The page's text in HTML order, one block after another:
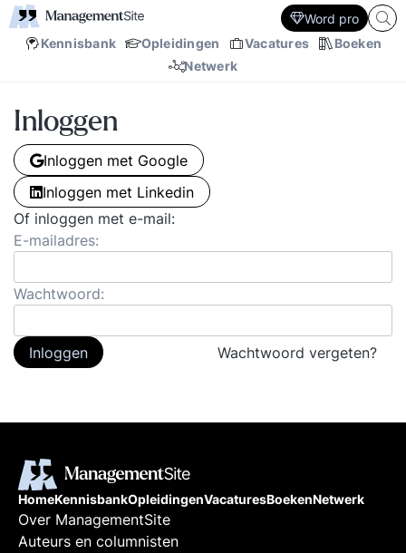
Kennisbank Opleidingen Vacatures
Boeken
Netwerk
Word pro
Inloggen
Inloggen met Google
Inloggen met Linkedin
Of inloggen met e-mail:
E-mailadres:
Wachtwoord:
Inloggen Wachtwoord vergeten?
HomeKennisbankOpleidingenVacaturesBoekenNetwerk
Over ManagementSite
Auteurs en columnisten